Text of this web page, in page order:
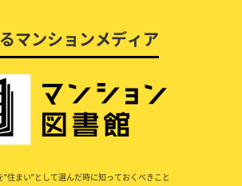
マンションメディア
”住まい”として選んだ時に知っておくべきこと